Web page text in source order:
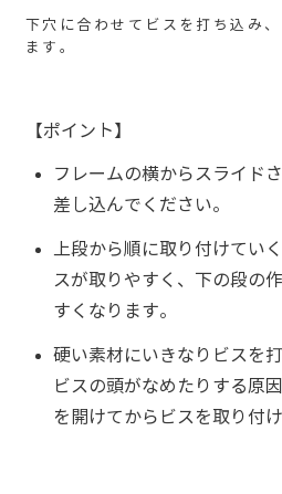
下穴に合わせてビスを打ち込み
ます。
【ポイント】
フレームの横からスライド
差し込んでください。
上段から順に取り付けてい
スが取りやすく、下の段の
すくなります。
硬い素材にいきなりビスを
ビスの頭がなめたりする原
を開けてからビスを取り付